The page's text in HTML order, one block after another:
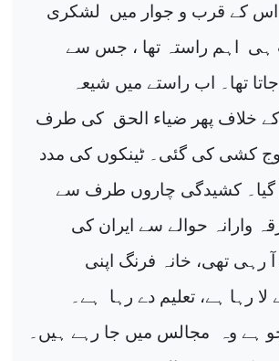
اس کے قرب و جوار میں
لشکری
ہی اہم راستہ تھا ، جس سے
تھا۔ اب راستے میں شیعہ
کے خلاف پھر ضیاء الحق کی طرف
کشی کی گئی۔ ٹینکوں کی مدد
گیا۔ کشیدگی چاروں طرف سے
وارانہ حوالے سے ایران کی
تھی، خانہ فرنگ اپنی
رہا ہے، تعلیم دے رہا
ہے۔
ہے وہ
مجالس میں جا رہے ہیں۔